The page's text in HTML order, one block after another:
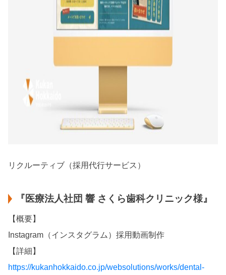
リクルーティブ（採用代行サービス）
『医療法人社団 響 さくら歯科クリニック様』
【概要】
Instagram（インスタグラム）採用動画制作
【詳細】
https://kukanhokkaido.co.jp/websolutions/works/dental-